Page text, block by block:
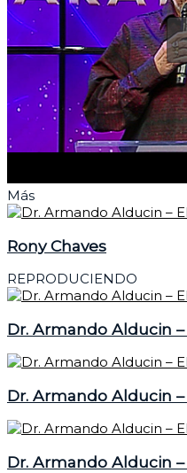
Más
Rony Chaves
REPRODUCIENDO
Dr. Armando Alducin –
Dr. Armando Alducin –
Dr. Armando Alducin –